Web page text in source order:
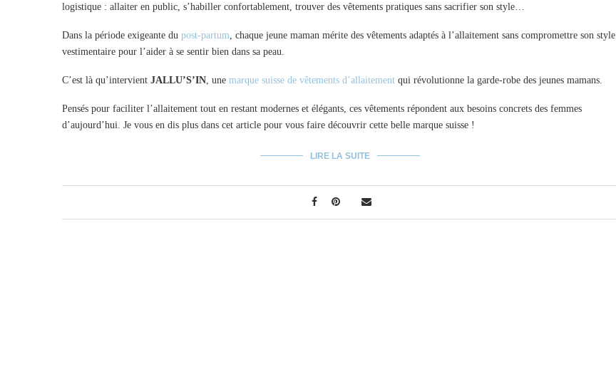
logistique : allaiter en public, s’habiller confortablement, trouver des vêtements pratiques sans sacrifier son style…
Dans la période exigeante du post-partum , chaque jeune maman mérite des vêtements adaptés à l’allaitement sans compromettre son style
vestimentaire pour l’aider à se sentir bien dans sa peau.
C’est là qu’intervient JALLU’S’IN , une marque suisse de vêtements d’allaitement qui révolutionne la garde-robe des jeunes mamans.
Pensés pour faciliter l’allaitement tout en restant modernes et élégants, ces vêtements répondent aux besoins concrets des femmes
d’aujourd’hui. Je vous en dis plus dans cet article pour vous faire découvrir cette belle marque suisse !
LIRE LA SUITE